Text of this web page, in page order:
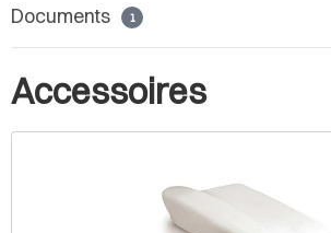
Documents 1
Accessoires